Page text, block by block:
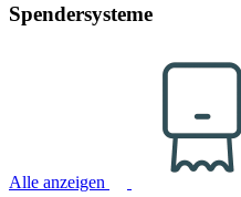
Spendersysteme
Alle anzeigen